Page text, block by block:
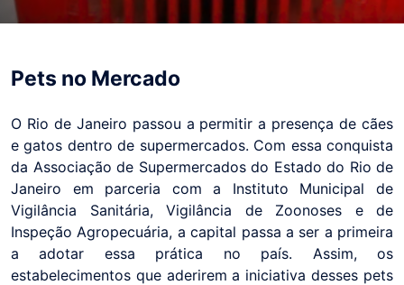
Pets no Mercado
O Rio de Janeiro passou a permitir a presença de cães
e gatos dentro de supermercados. Com essa conquista
da Associação de Supermercados do Estado do Rio de
Janeiro em parceria com a Instituto Municipal de
Vigilância Sanitária, Vigilância de Zoonoses e de
Inspeção Agropecuária, a capital passa a ser a primeira
a adotar essa prática no país. Assim, os
estabelecimentos que aderirem a iniciativa desses pets